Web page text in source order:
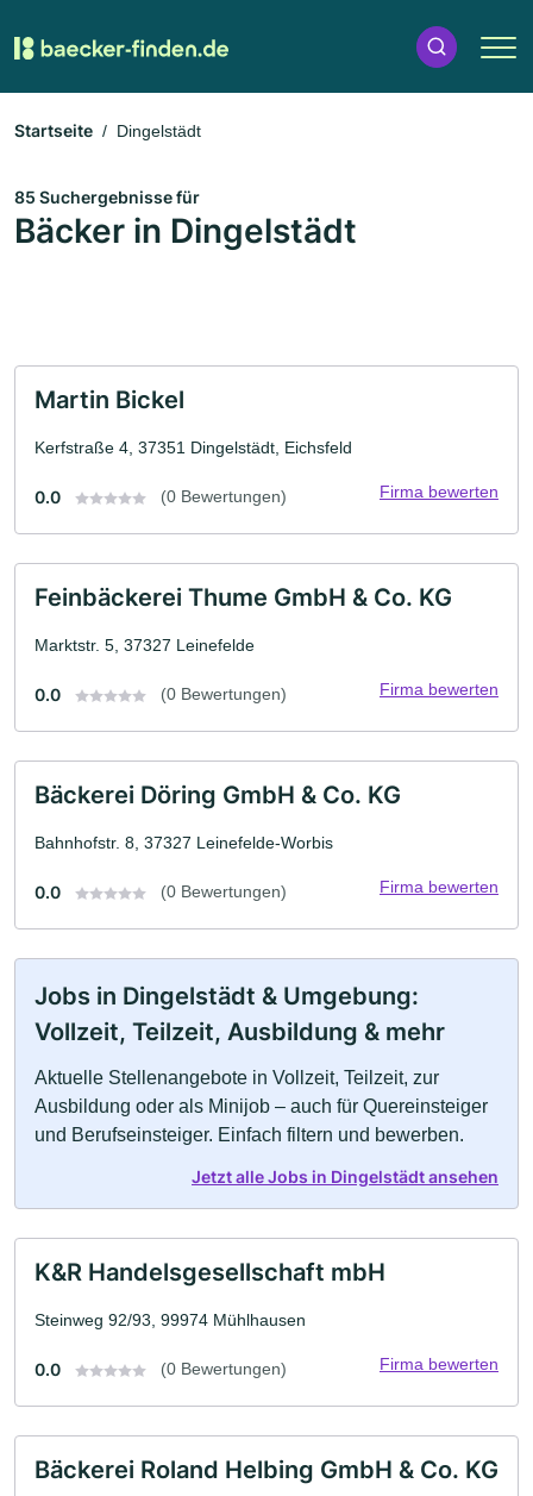
Startseite Dingelstädt
85 Suchergebnisse für
Bäcker in Dingelstädt
Martin Bickel
Kerfstraße 4, 37351 Dingelstädt, Eichsfeld
0.0 (0 Bewertungen) Firma bewerten
Feinbäckerei Thume GmbH & Co. KG
Marktstr. 5, 37327 Leinefelde
0.0 (0 Bewertungen) Firma bewerten
Bäckerei Döring GmbH & Co. KG
Bahnhofstr. 8, 37327 Leinefelde-Worbis
0.0 (0 Bewertungen) Firma bewerten
Jobs in Dingelstädt & Umgebung:
Vollzeit, Teilzeit, Ausbildung & mehr
Aktuelle Stellenangebote in Vollzeit, Teilzeit, zur
Ausbildung oder als Minijob – auch für Quereinsteiger
und Berufseinsteiger. Einfach filtern und bewerben.
Jetzt alle Jobs in Dingelstädt ansehen
K&R Handelsgesellschaft mbH
Steinweg 92/93, 99974 Mühlhausen
0.0 (0 Bewertungen) Firma bewerten
Bäckerei Roland Helbing GmbH & Co. KG